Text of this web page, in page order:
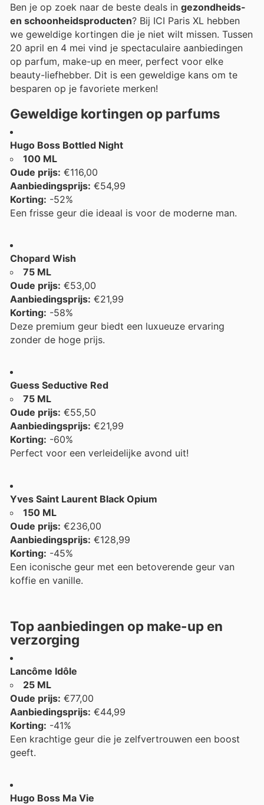
Ben je op zoek naar de beste deals in gezondheids-
en schoonheidsproducten? Bij ICI Paris XL hebben
we geweldige kortingen die je niet wilt missen. Tussen
20 april en 4 mei vind je spectaculaire aanbiedingen
op parfum, make-up en meer, perfect voor elke
beauty-liefhebber. Dit is een geweldige kans om te
besparen op je favoriete merken!
Geweldige kortingen op parfums
Hugo Boss Bottled Night
100 ML
Oude prijs: €116,00
Aanbiedingsprijs: €54,99
Korting: -52%
Een frisse geur die ideaal is voor de moderne man.
Chopard Wish
75 ML
Oude prijs: €53,00
Aanbiedingsprijs: €21,99
Korting: -58%
Deze premium geur biedt een luxueuze ervaring
zonder de hoge prijs.
Guess Seductive Red
75 ML
Oude prijs: €55,50
Aanbiedingsprijs: €21,99
Korting: -60%
Perfect voor een verleidelijke avond uit!
Yves Saint Laurent Black Opium
150 ML
Oude prijs: €236,00
Aanbiedingsprijs: €128,99
Korting: -45%
Een iconische geur met een betoverende geur van
koffie en vanille.
Top aanbiedingen op make-up en
verzorging
Lancôme Idôle
25 ML
Oude prijs: €77,00
Aanbiedingsprijs: €44,99
Korting: -41%
Een krachtige geur die je zelfvertrouwen een boost
geeft.
Hugo Boss Ma Vie